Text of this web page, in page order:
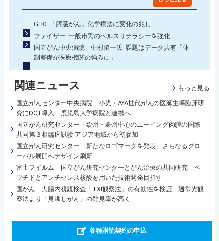
GHC 「膵臓がん」化学療法に変化の兆し
ファイザー 一般市民のヘルスリテラシーを強化
国立がん中央病院 中村健一氏 課題はデータ共有「体
制整備が医療機関の強みに」
関連ニュース もっと見る
国立がんセンター中央病院 小児・AYA世代がんの医師主導臨床研
究にDCT導入 鹿児島大学病院と連携へ
国立がん研究センター 欧州・豪州中心のユーイング肉腫の国際
共同第３相臨床試験 アジア地域から初参加
国立がん研究センター 新たなロゴマークを発表 さらなるグロ
ーバル展開へデザイン刷新
富士フイルム 国立がん研究センターとがん治療の共同研究 ペ
プチドとアンチセンス核酸を用いた技術開発目指す
国がん 大腸内視鏡検査「TXI観察法」の有効性を検証 通常光観
察法より「見逃しがん」の発見率が高く
各種購読契約の申込